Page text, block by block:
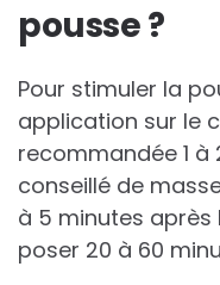
pousse ?
Pour stimuler la
application sur le
recommandée 1 à
conseillé de
à 5 minutes après
poser 20 à 60